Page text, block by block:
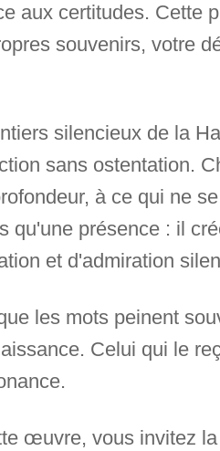
aux certitudes. Cette
souvenirs, votre
silencieux de la
sans ostentation.
à ce qui ne
qu'une présence : il
et d'admiration
les mots peinent
Celui qui le
œuvre, vous invitez